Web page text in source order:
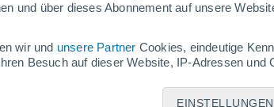
und über dieses Abonnement auf unsere
wir und unsere Partner Cookies, eindeutige
Besuch auf dieser Website, IP-Adressen und
Sie widersprechen können. Um dies zu tun,
EINSTELLUNGEN
München